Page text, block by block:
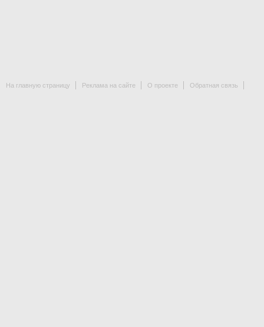
На главную страницу Реклама на сайте О проекте Обратная связь